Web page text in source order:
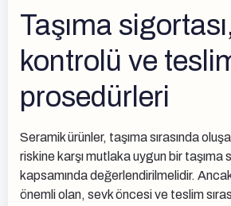
Taşıma
kontrolü ve
prosedürleri
Seramik ürünler, taşıma sırasında
riskine karşı mutlaka uygun bir taşıma
kapsamında değerlendirilmelidir.
önemli olan, sevk öncesi ve teslim